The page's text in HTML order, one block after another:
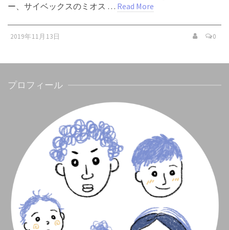
ー、サイベックスのミオス … Read More
2019年11月13日 0
プロフィール